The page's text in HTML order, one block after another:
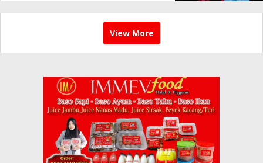
View More